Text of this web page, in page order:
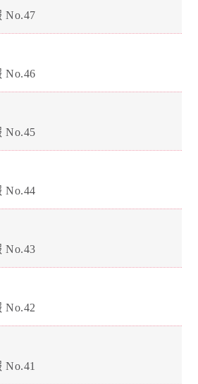
No.47
No.46
No.45
No.44
No.43
No.42
No.41